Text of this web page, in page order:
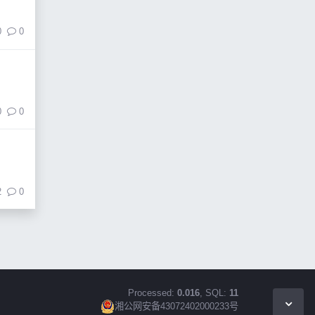
0
0
0
Processed: 0.016, SQL: 11
湘公网安备43072402000233号